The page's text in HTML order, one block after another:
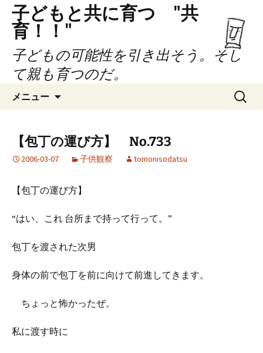
子どもと共に育つ "共
育！！"
子どもの可能性を引き出そう。そし
て親も育つのだ。
メニュー
ン
ツ
キ
プ
検
索:
【包丁の運び方】 No.733
2006-03-07 子供観察 tomonisodatsu
【包丁の運び方】
“はい、これ 台所まで持って行って。”
包丁を渡された次男
身体の前で包丁を前に向けて前進してきます。
ちょっと怖かったぜ。
私に渡す時に